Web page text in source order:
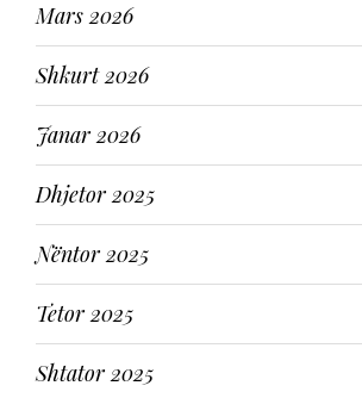
Mars 2026
Shkurt 2026
Janar 2026
Dhjetor 2025
Nëntor 2025
Tetor 2025
Shtator 2025